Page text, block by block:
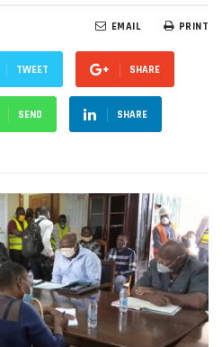
PRINT
EMAIL
TWEET SHARE
SEND SHARE